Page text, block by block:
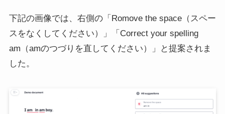
下記の画像では、右側の「Romove the space（スペー
スをなくしてください）」「Correct your spelling
am（amのつづりを直してください）」と提案されま
した。